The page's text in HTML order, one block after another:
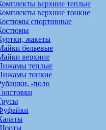
верхние теплые
верхние тонкие
спортивные
жакеты
бельевые
верхние
теплые
тонкие
-поло